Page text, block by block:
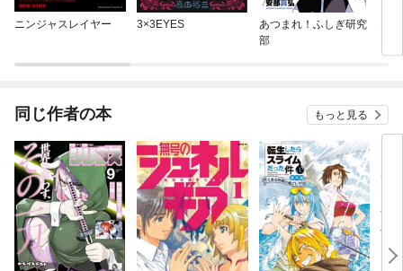
ニンジャスレイヤー 3×3EYES
あつまれ！ふしぎ研究
部
同じ作者の本 もっと見る